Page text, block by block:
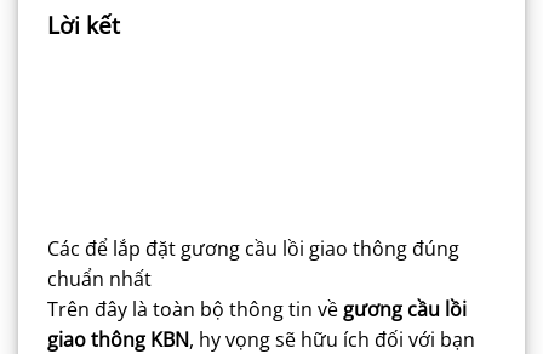
Lời kết
Các để lắp đặt gương cầu lồi giao thông đúng
chuẩn nhất
Trên đây là toàn bộ thông tin về gương cầu lồi
giao thông KBN, hy vọng sẽ hữu ích đối với bạn